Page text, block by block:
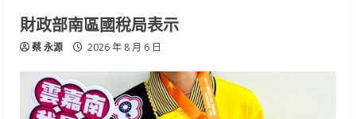
財政部南區國稅局表示
蔡 永源 2026 年 8 月 6 日